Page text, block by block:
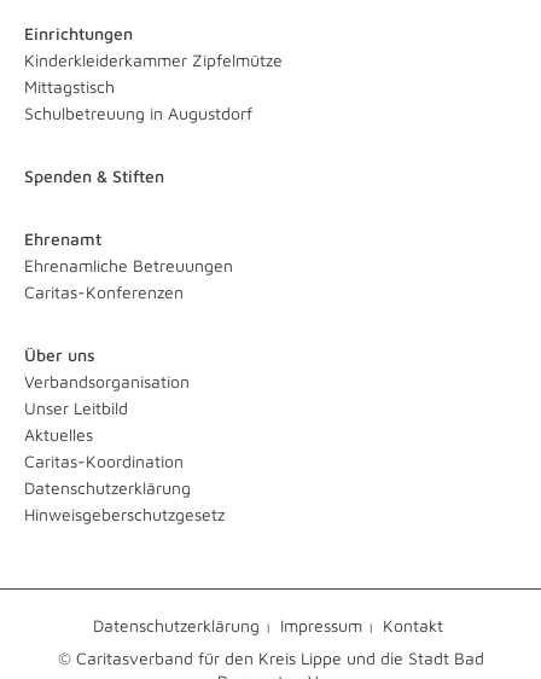
Einrichtungen
Kinderkleiderkammer Zipfelmütze
Mittagstisch
Schulbetreuung in Augustdorf
Spenden & Stiften
Ehrenamt
Ehrenamliche Betreuungen
Caritas-Konferenzen
Über uns
Verbandsorganisation
Unser Leitbild
Aktuelles
Caritas-Koordination
Datenschutzerklärung
Hinweisgeberschutzgesetz
Datenschutzerklärung Impressum
Kontakt
© Caritasverband für den Kreis Lippe und die Stadt Bad